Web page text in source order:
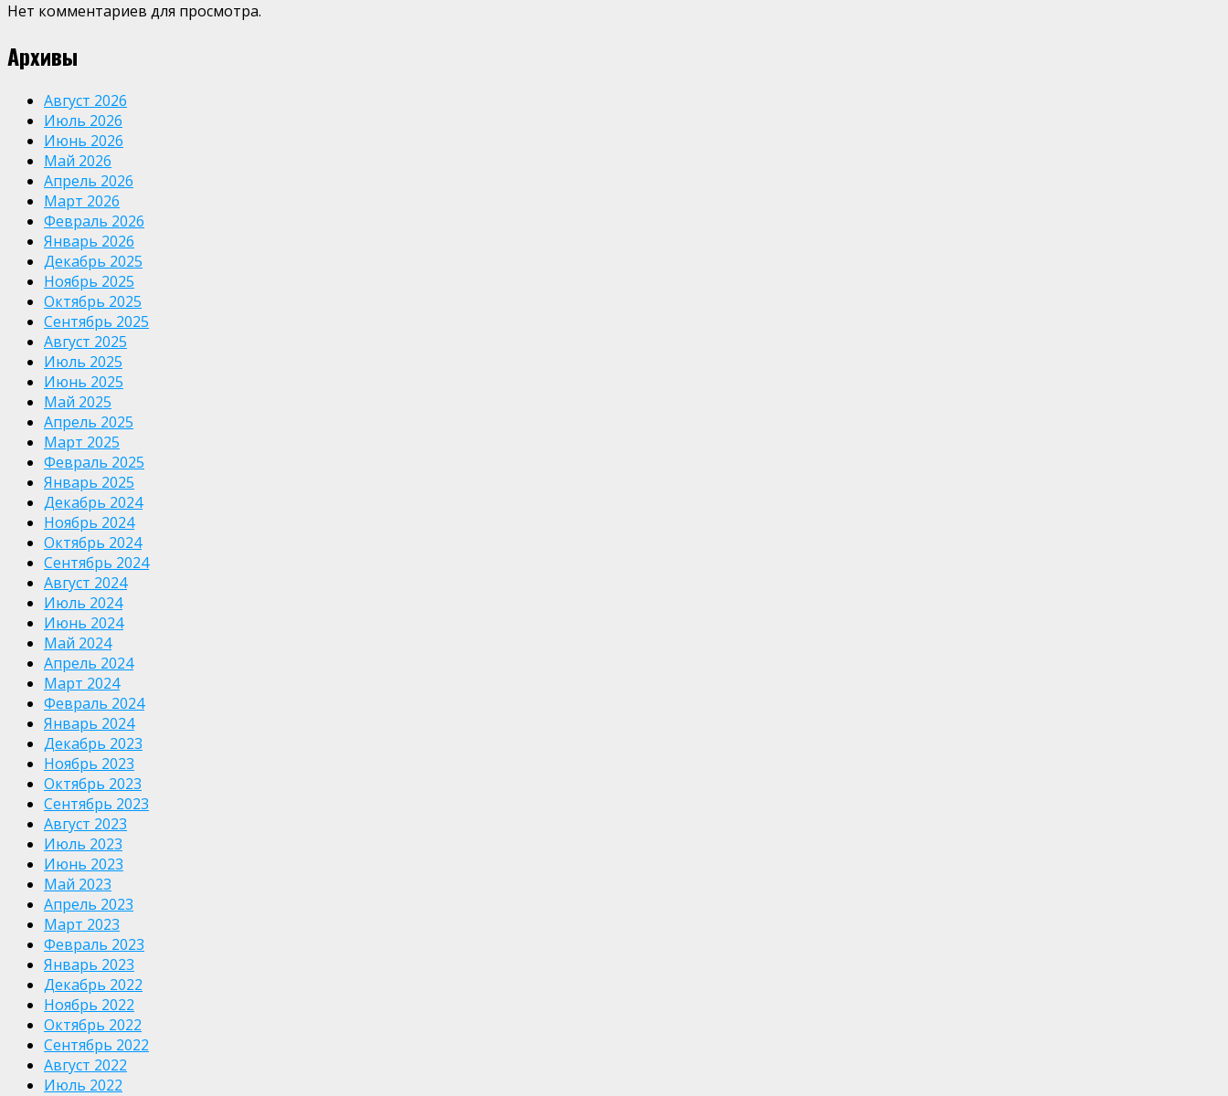
Нет комментариев для просмотра.
Архивы
Август 2026
Июль 2026
Июнь 2026
Май 2026
Апрель 2026
Март 2026
Февраль 2026
Январь 2026
Декабрь 2025
Ноябрь 2025
Октябрь 2025
Сентябрь 2025
Август 2025
Июль 2025
Июнь 2025
Май 2025
Апрель 2025
Март 2025
Февраль 2025
Январь 2025
Декабрь 2024
Ноябрь 2024
Октябрь 2024
Сентябрь 2024
Август 2024
Июль 2024
Июнь 2024
Май 2024
Апрель 2024
Март 2024
Февраль 2024
Январь 2024
Декабрь 2023
Ноябрь 2023
Октябрь 2023
Сентябрь 2023
Август 2023
Июль 2023
Июнь 2023
Май 2023
Апрель 2023
Март 2023
Февраль 2023
Январь 2023
Декабрь 2022
Ноябрь 2022
Октябрь 2022
Сентябрь 2022
Август 2022
Июль 2022